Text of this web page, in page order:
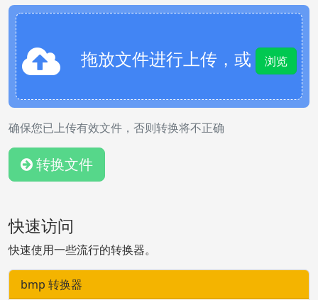
拖放文件进行上传，或 浏览
确保您已上传有效文件，否则转换将不正确
转换文件
快速访问
快速使用一些流行的转换器。
bmp 转换器